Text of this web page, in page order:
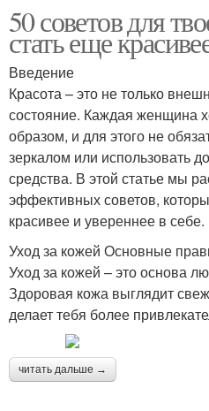
50 советов для
стать еще
Введение
Красота – это не только
состояние. Каждая женщина
образом, и для этого не
зеркалом или использовать
средства. В этой статье мы
эффективных советов,
красивее и увереннее в себе.
Уход за кожей Основные
Уход за кожей – это основа
Здоровая кожа выглядит
делает тебя более
читать дальше →